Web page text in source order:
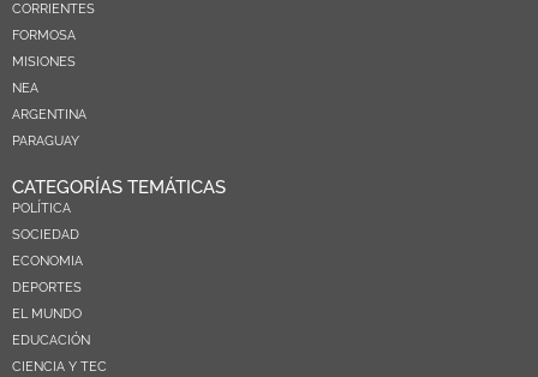
CORRIENTES
FORMOSA
MISIONES
NEA
ARGENTINA
PARAGUAY
CATEGORÍAS TEMÁTICAS
POLÍTICA
SOCIEDAD
ECONOMIA
DEPORTES
EL MUNDO
EDUCACIÓN
CIENCIA Y TEC